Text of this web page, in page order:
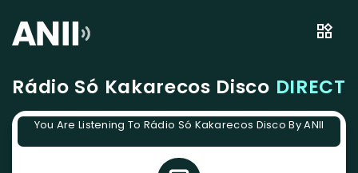
Rádio Só Kakarecos Disco DIRECT
You Are Listening To Rádio Só Kakarecos Disco By ANII